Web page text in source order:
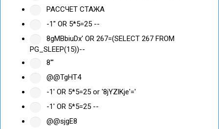
РАССЧЕТ СТАЖА
-1" OR 5*5=25 --
8gMBbiuDx' OR 267=(SELECT 267 FROM
PG_SLEEP(15))--
8'"
@@TgHT4
-1' OR 5*5=25 or '8jYZlKje'='
-1' OR 5*5=25 --
@@sjgE8